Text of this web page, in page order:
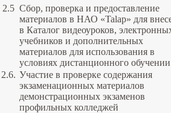
2.5 Сбор, проверка и предоставление
материалов в НАО «Talap» для
в Каталог видеоуроков,
учебников и дополнительных
материалов для использования в
условиях дистанционного обучении
2.6. Участие в проверке содержания
экзаменационных материалов
демонстрационных экзаменов
профильных колледжей